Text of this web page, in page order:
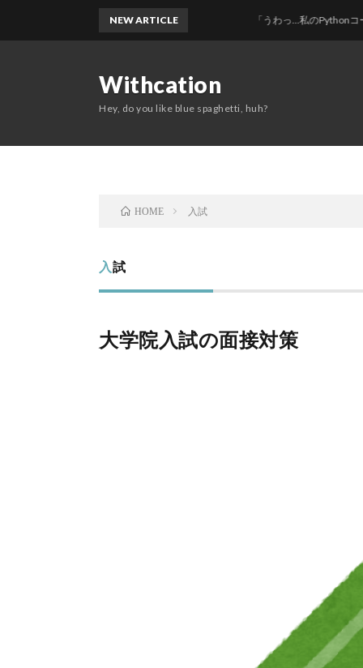
Withcation
Hey, do you like blue spaghetti, huh?
NEW ARTICLE 「うわっ…私のPythonコード、汚すぎ…
HOME 入試
入試
大学院入試の面接対策